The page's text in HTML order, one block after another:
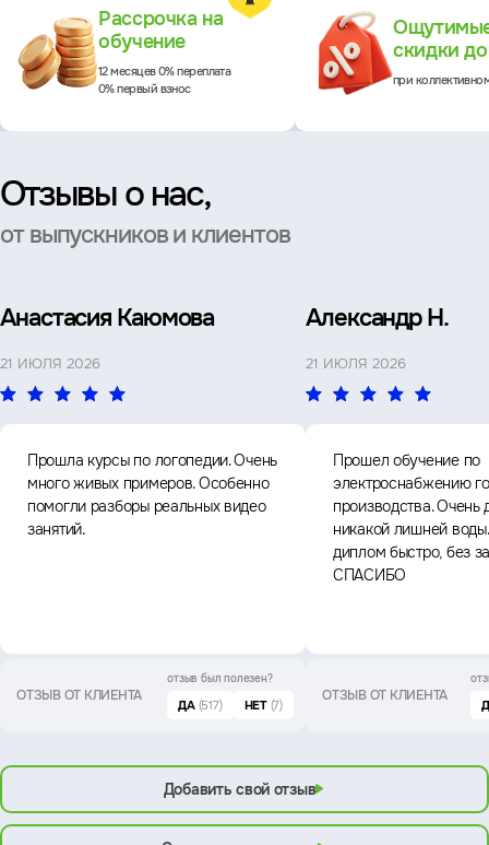
Рассрочка на
обучение
12 месяцев 0% переплата
0% первый взнос
скидки
при
Отзывы о нас,
от выпускников и клиентов
Анастасия Каюмова
21 ИЮЛЯ 2026
Прошла курсы по логопедии. Очень
много живых примеров. Особенно
помогли разборы реальных видео
занятий.
ОТЗЫВ ОТ КЛИЕНТА
отзыв был полезен?
ДА (517) НЕТ (7)
Александр Н.
21 ИЮЛЯ 2026
Прошел обучение по
электроснабжению
производства. Очень
никакой лишней
диплом быстро, без
СПАСИБО
ОТЗЫВ ОТ КЛИЕНТА
Добавить свой отзыв